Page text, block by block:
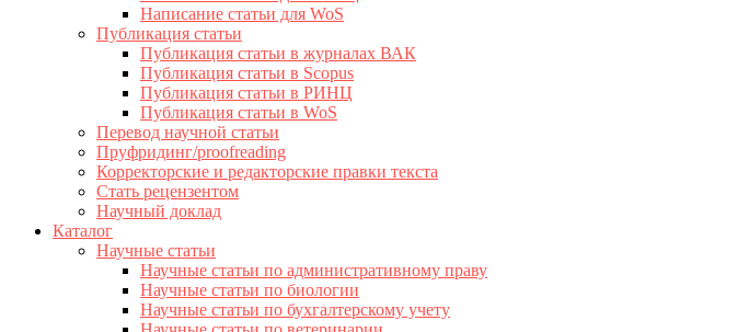
Написание статьи для WoS
Публикация статьи
Публикация статьи в журналах ВАК
Публикация статьи в Scopus
Публикация статьи в РИНЦ
Публикация статьи в WoS
Перевод научной статьи
Пруфридинг/proofreading
Корректорские и редакторские правки текста
Стать рецензентом
Научный доклад
Каталог
Научные статьи
Научные статьи по административному праву
Научные статьи по биологии
Научные статьи по бухгалтерскому учету